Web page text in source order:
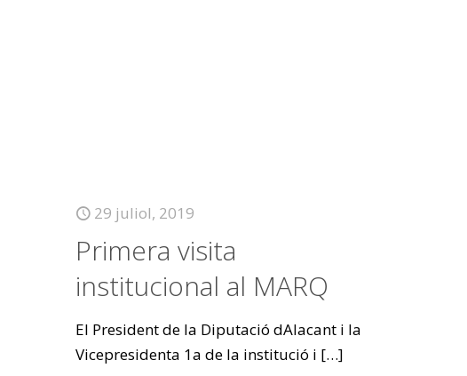
29 juliol, 2019
Primera visita
institucional al MARQ
El President de la Diputació dAlacant i la
Vicepresidenta 1a de la institució i […]